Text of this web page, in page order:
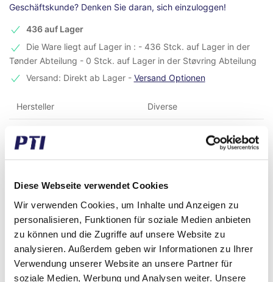
Diese Webseite verwendet Cookies
Wir verwenden Cookies, um Inhalte und Anzeigen zu
personalisieren, Funktionen für soziale Medien anbieten
zu können und die Zugriffe auf unsere Website zu
analysieren. Außerdem geben wir Informationen zu Ihrer
Verwendung unserer Website an unsere Partner für
soziale Medien, Werbung und Analysen weiter. Unsere
Geschäftskunde? Denken Sie daran, sich einzuloggen!
436 auf Lager
Die Ware liegt auf Lager in : - 436 Stck. auf Lager in der
Tønder Abteilung - 0 Stck. auf Lager in der Støvring Abteilung
Versand: Direkt ab Lager- Versand Optionen
Hersteller Diverse
Gewicht (kg) 0,02
Zolltarifnummer 5911901000
GTIN / EAN 5713188177277
Breite (mm) 7,50
Höhe (mm) 11,00